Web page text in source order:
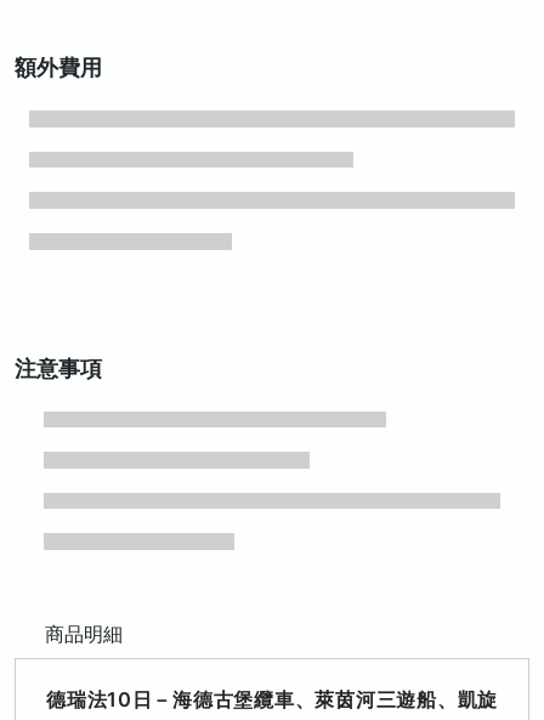
額外費用
注意事項
商品明細
德瑞法10日－海德古堡纜車、萊茵河三遊船、凱旋